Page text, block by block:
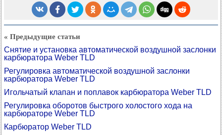
« Предыдущие статьи
Снятие и установка автоматической воздушной заслонки
карбюратора Weber TLD
Регулировка автоматической воздушной заслонки
карбюратора Weber TLD
Игольчатый клапан и поплавок карбюратора Weber TLD
Регулировка оборотов быстрого холостого хода на
карбюраторе Weber TLD
Карбюратор Weber TLD